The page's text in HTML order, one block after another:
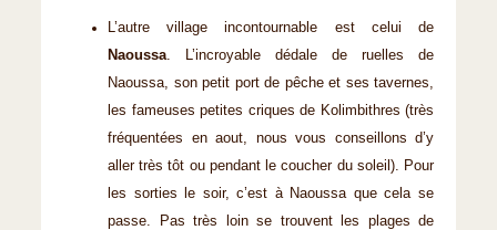
L’autre village incontournable est celui de
Naoussa. L’incroyable dédale de ruelles de
Naoussa, son petit port de pêche et ses tavernes,
les fameuses petites criques de Kolimbithres (très
fréquentées en aout, nous vous conseillons d’y
aller très tôt ou pendant le coucher du soleil). Pour
les sorties le soir, c’est à Naoussa que cela se
passe. Pas très loin se trouvent les plages de